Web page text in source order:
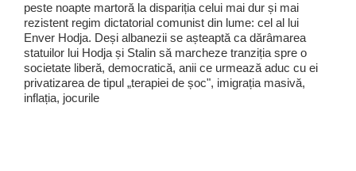
peste noapte martoră la dispariția celui mai dur și mai
rezistent regim dictatorial comunist din lume: cel al lui
Enver Hodja. Deși albanezii se așteaptă ca dărâmarea
statuilor lui Hodja și Stalin să marcheze tranziția spre o
societate liberă, democratică, anii ce urmează aduc cu ei
privatizarea de tipul „terapiei de șoc", imigrația masivă,
inflația, jocurile